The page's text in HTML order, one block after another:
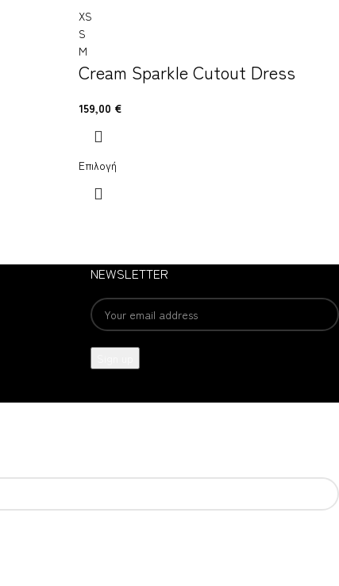
XS
S
M
Cream Sparkle Cutout Dress
159,00 €
Επιλογή
NEWSLETTER